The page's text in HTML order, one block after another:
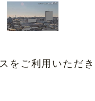
をご利用いただ